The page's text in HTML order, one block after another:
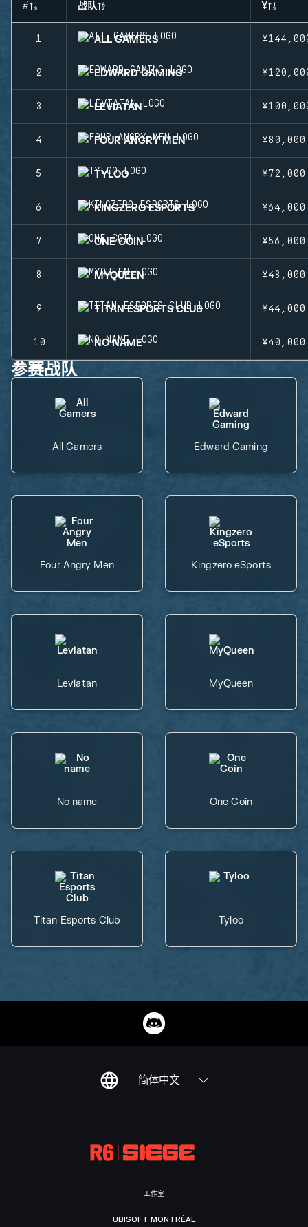
# 战队 ¥
1 ALL GAMERS
2 EDWARD GAMING
3 LEVIATAN
4 FOUR ANGRY MEN ¥80,000
5 TYLOO ¥72,000
6 KINGZERO ESPORTS ¥64,000
7 ONE COIN ¥56,000
8 MYQUEEN ¥48,000
9 TITAN ESPORTS CLUB ¥44,000
10 NO NAME ¥40,000
参赛战队
All Gamers Edward Gaming
Four Angry Men Kingzero eSports
Leviatan MyQueen
No name One Coin
Titan Esports Club Tyloo
简体中文
工作室
UBISOFT MONTRÉAL